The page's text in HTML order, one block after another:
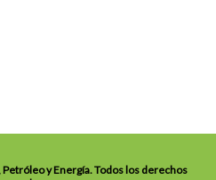
y Energía. Todos los derechos